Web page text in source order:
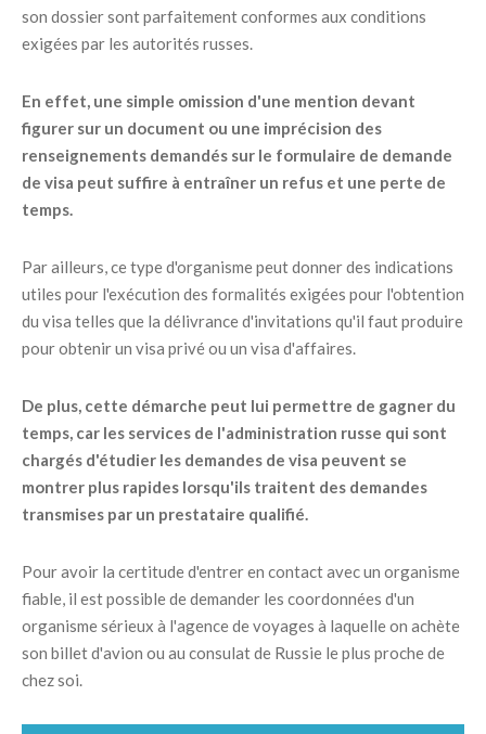
son dossier sont parfaitement conformes aux conditions
exigées par les autorités russes.
En effet, une simple omission d'une mention devant
figurer sur un document ou une imprécision des
renseignements demandés sur le formulaire de demande
de visa peut suffire à entraîner un refus et une perte de
temps.
Par ailleurs, ce type d'organisme peut donner des indications
utiles pour l'exécution des formalités exigées pour l'obtention
du visa telles que la délivrance d'invitations qu'il faut produire
pour obtenir un visa privé ou un visa d'affaires.
De plus, cette démarche peut lui permettre de gagner du
temps, car les services de l'administration russe qui sont
chargés d'étudier les demandes de visa peuvent se
montrer plus rapides lorsqu'ils traitent des demandes
transmises par un prestataire qualifié.
Pour avoir la certitude d'entrer en contact avec un organisme
fiable, il est possible de demander les coordonnées d'un
organisme sérieux à l'agence de voyages à laquelle on achète
son billet d'avion ou au consulat de Russie le plus proche de
chez soi.